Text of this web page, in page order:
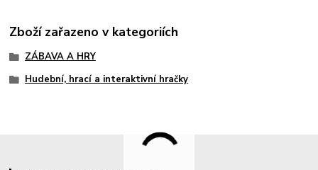
Zboží zařazeno v kategoriích
ZÁBAVA A HRY
Hudební, hrací a interaktivní hračky